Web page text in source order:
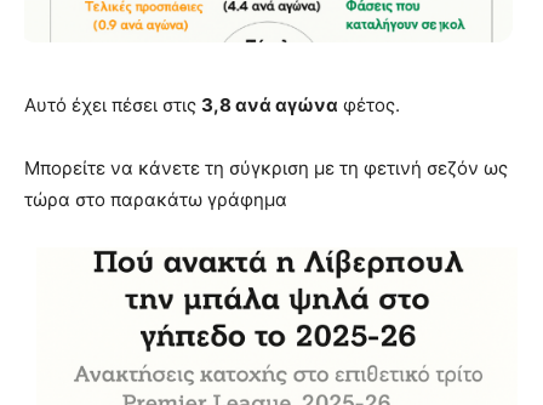
Αυτό έχει πέσει στις 3,8 ανά αγώνα φέτος.
Μπορείτε να κάνετε τη σύγκριση με τη φετινή σεζόν ως
τώρα στο παρακάτω γράφημα